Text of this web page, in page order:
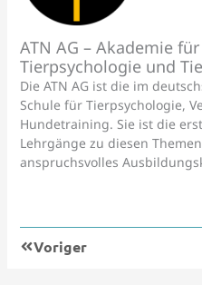
ATN AG – Akademie
Tierpsychologie und
Die ATN AG ist die im
Schule für Tierpsychologie,
Hundetraining. Sie ist die
Lehrgänge zu diesen
anspruchsvolles
Voriger